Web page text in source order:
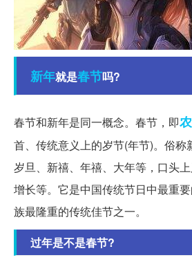
新年就是春节吗?
春节和新年是同一概念。春节，即
首、传统意义上的岁节(年节)。俗称
岁旦、新禧、年禧、大年等，口头
增长等。它是中国传统节日中最重
族最隆重的传统佳节之一。
过年是不是春节?